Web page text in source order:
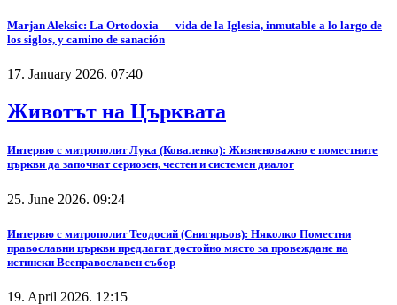
Marjan Aleksic: La Ortodoxia — vida de la Iglesia, inmutable a lo largo de
los siglos, y camino de sanación
17. January 2026. 07:40
Животът на Църквата
Интервю с митрополит Лука (Коваленко): Жизненоважно е поместните
църкви да започнат сериозен, честен и системен диалог
25. June 2026. 09:24
Интервю с митрополит Теодосий (Снигирьов): Няколко Поместни
православни църкви предлагат достойно място за провеждане на
истински Всеправославен събор
19. April 2026. 12:15